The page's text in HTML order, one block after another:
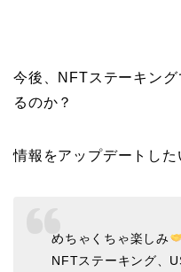
今後、NFTステーキン
るのか？
情報をアップデートした
めちゃくちゃ楽しみ
NFTステーキング、